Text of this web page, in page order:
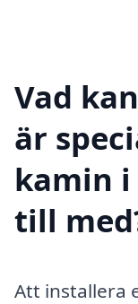
Vad
är
kamin i
till
Att installera